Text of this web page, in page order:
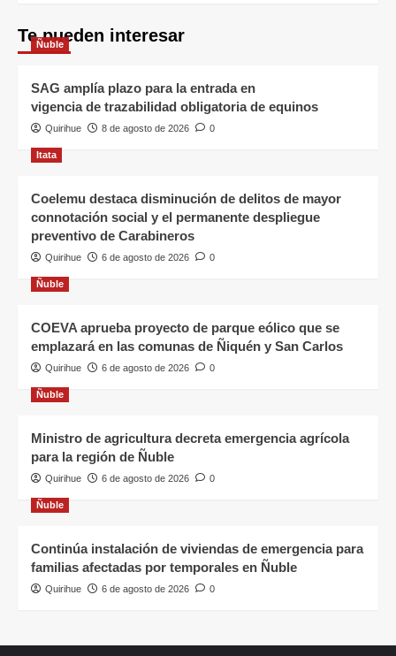
Te pueden interesar
Ñuble
SAG amplía plazo para la entrada en
vigencia de trazabilidad obligatoria de equinos
Quirihue 8 de agosto de 2026 0
Itata
Coelemu destaca disminución de delitos de mayor
connotación social y el permanente despliegue
preventivo de Carabineros
Quirihue 6 de agosto de 2026 0
Ñuble
COEVA aprueba proyecto de parque eólico que se
emplazará en las comunas de Ñiquén y San Carlos
Quirihue 6 de agosto de 2026 0
Ñuble
Ministro de agricultura decreta emergencia agrícola
para la región de Ñuble
Quirihue 6 de agosto de 2026 0
Ñuble
Continúa instalación de viviendas de emergencia para
familias afectadas por temporales en Ñuble
Quirihue 6 de agosto de 2026 0